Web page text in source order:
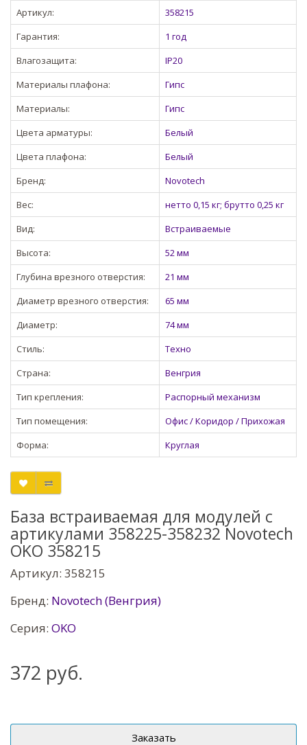
Артикул:
358215
Гарантия:
1 год
Влагозащита:
IP20
Материалы плафона:
Гипс
Материалы:
Гипс
Цвета арматуры:
Белый
Цвета плафона:
Белый
Бренд:
Novotech
Вес:
нетто 0,15 кг; брутто 0,25 кг
Вид:
Встраиваемые
Высота:
52 мм
Глубина врезного отверстия:
21 мм
Диаметр врезного отверстия:
65 мм
Диаметр:
74 мм
Стиль:
Техно
Страна:
Венгрия
Тип крепления:
Распорный механизм
Тип помещения:
Офис / Коридор / Прихожая
Форма:
Круглая
База встраиваемая для модулей с
артикулами 358225-358232 Novotech
OKO 358215
Артикул: 358215
Бренд: Novotech (Венгрия)
Серия: OKO
372 руб.
Заказать